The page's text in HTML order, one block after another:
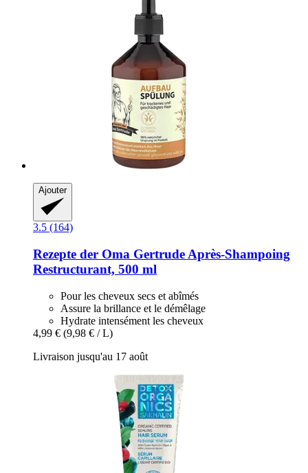
Ajouter
3.5 (164)
Rezepte der Oma Gertrude Après-​Shampoing
Restructurant, 500 ml
Pour les cheveux secs et abîmés
Assure la brillance et le démêlage
Hydrate intensément les cheveux
4,99 € (9,98 € / L)
Livraison jusqu'au 17 août